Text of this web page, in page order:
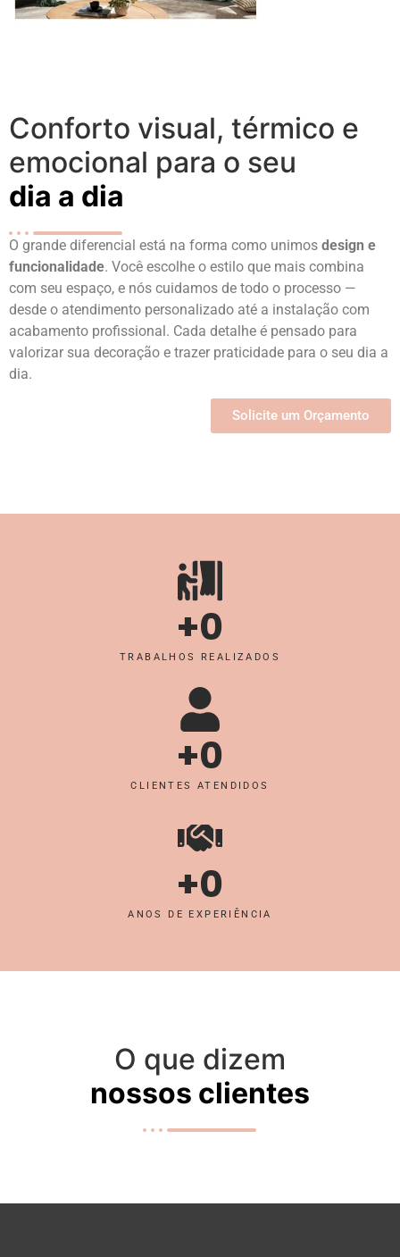
Conforto visual, térmico e
emocional para o seu
dia a dia
O grande diferencial está na forma como unimos design e
funcionalidade. Você escolhe o estilo que mais combina
com seu espaço, e nós cuidamos de todo o processo —
desde o atendimento personalizado até a instalação com
acabamento profissional. Cada detalhe é pensado para
valorizar sua decoração e trazer praticidade para o seu dia a
dia.
Solicite um Orçamento
TRABALHOS REALIZADOS
+0
CLIENTES ATENDIDOS
+0
ANOS DE EXPERIÊNCIA
+0
O que dizem
nossos clientes